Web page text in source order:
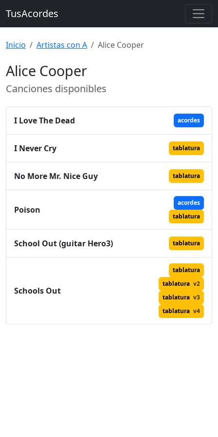
TusAcordes
Inicio Artistas con A Alice Cooper
Alice Cooper
Canciones disponibles
I Love The Dead acordes
I Never Cry tablatura
No More Mr. Nice Guy tablatura
Poison
acordes
tablatura
School Out (guitar Hero3) tablatura
Schools Out
tablatura
tablatura v2
tablatura v3
tablatura v4